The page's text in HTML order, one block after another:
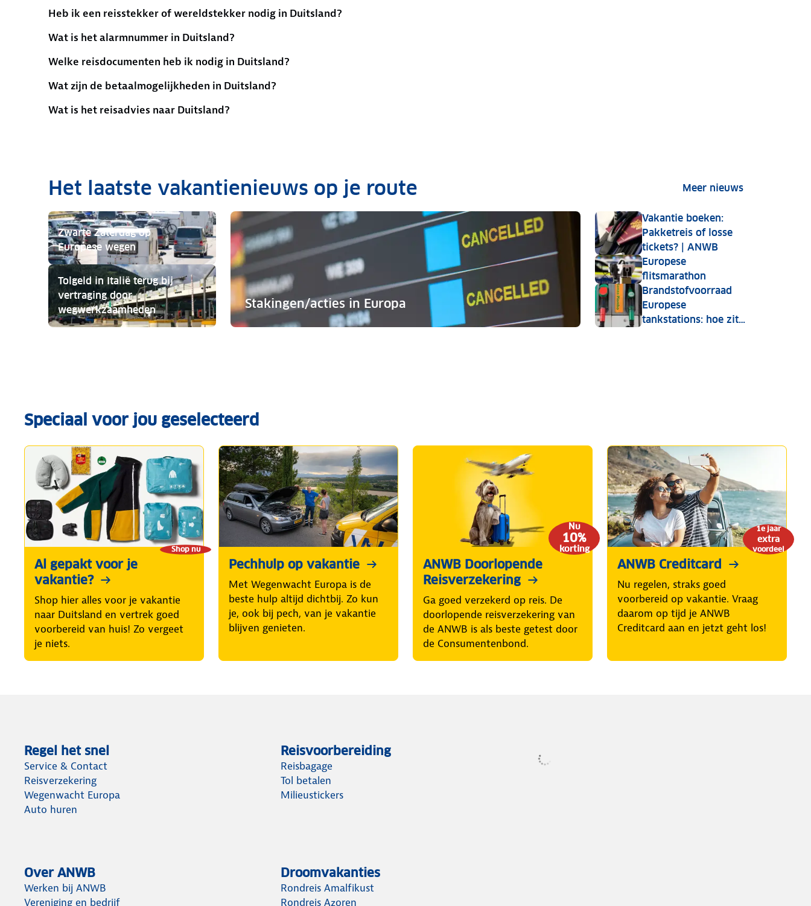
Heb ik een reisstekker of wereldstekker nodig in Duitsland?
Wat is het alarmnummer in Duitsland?
Welke reisdocumenten heb ik nodig in Duitsland?
Wat zijn de betaalmogelijkheden in Duitsland?
Wat is het reisadvies naar Duitsland?
Het laatste vakantienieuws op je route Meer nieuws
Zwarte Zaterdag op
Europese wegen
Zwarte Zaterdag op Europese wegen
Tolgeld in Italië terug bij
vertraging door
wegwerkzaamheden
Stakingen/acties in Europa
Vakantie boeken:
Pakketreis of losse
tickets? | ANWB
Europese
flitsmarathon
Brandstofvoorraad
Europese
tankstations: hoe zit
Speciaal voor jou geselecteerd
Shop nu
Al gepakt voor je
vakantie?
Shop hier alles voor je vakantie
naar Duitsland en vertrek goed
voorbereid van huis! Zo vergeet
je niets.
Pechhulp op vakantie
Met Wegenwacht Europa is de
beste hulp altijd dichtbij. Zo kun
je, ook bij pech, van je vakantie
blijven genieten.
Nu
10%
korting
ANWB Doorlopende
Reisverzekering
Ga goed verzekerd op reis. De
doorlopende reisverzekering van
de ANWB is als beste getest door
de Consumentenbond.
1e jaar
extra
voordeel
ANWB Creditcard
Nu regelen, straks goed
voorbereid op vakantie. Vraag
daarom op tijd je ANWB
Creditcard aan en jetzt geht los!
Regel het snel
Service & Contact
Reisverzekering
Wegenwacht Europa
Auto huren
Reisvoorbereiding
Reisbagage
Tol betalen
Milieustickers
Over ANWB
Werken bij ANWB
Vereniging en bedrijf
Droomvakanties
Rondreis Amalfikust
Rondreis Azoren